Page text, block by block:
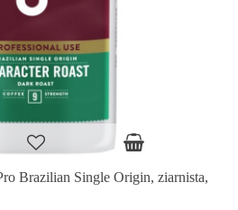
Brazilian Single Origin, ziarnista,